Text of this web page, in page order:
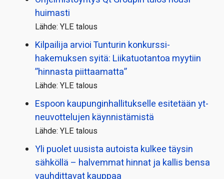
huimasti
Lähde: YLE talous
Kilpailija arvioi Tunturin konkurssi­
hakemuksen syitä: Liikatuotantoa myytiin
”hinnasta piittaamatta”
Lähde: YLE talous
Espoon kaupungin­hallitukselle esitetään yt-
neuvottelujen käynnistämistä
Lähde: YLE talous
Yli puolet uusista autoista kulkee täysin
sähköllä – halvemmat hinnat ja kallis bensa
vauhdittavat kauppaa